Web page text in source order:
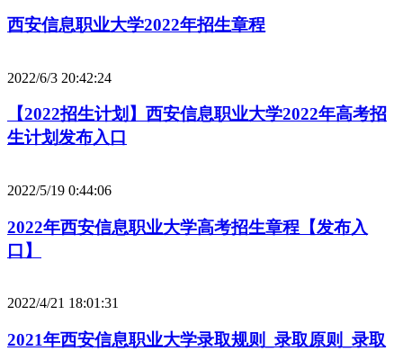
西安信息职业大学2022年招生章程
2022/6/3 20:42:24
【2022招生计划】西安信息职业大学2022年高考招
生计划发布入口
2022/5/19 0:44:06
2022年西安信息职业大学高考招生章程【发布入
口】
2022/4/21 18:01:31
2021年西安信息职业大学录取规则_录取原则_录取